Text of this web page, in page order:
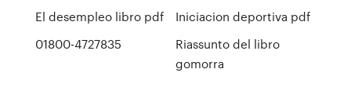
El desempleo libro pdf
01800-4727835
Iniciacion deportiva pdf
Riassunto del libro
gomorra